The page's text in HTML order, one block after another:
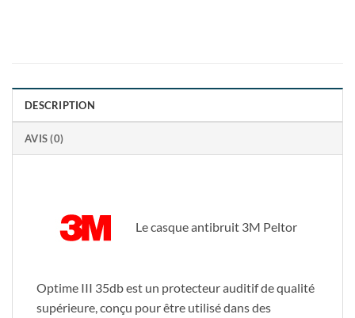
DESCRIPTION
AVIS (0)
Le casque antibruit 3M Peltor
Optime III 35db est un protecteur auditif de qualité
supérieure, conçu pour être utilisé dans des